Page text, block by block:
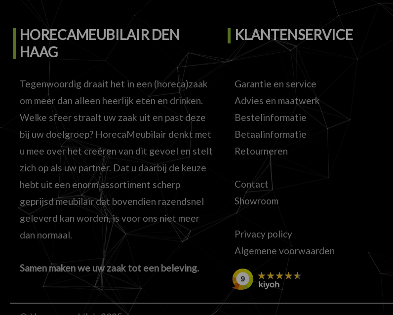
HORECAMEUBILAIR DEN
HAAG
Tegenwoordig draait het in een (horeca)zaak
om meer dan alleen heerlijk eten en drinken.
Welke sfeer straalt uw zaak uit en past deze
bij uw doelgroep? HorecaMeubilair denkt met
u mee over het creëren van dit gevoel en stelt
zich op als uw partner. Dat u daarbij de keuze
hebt uit een enorm assortiment scherp
geprijsd meubilair dat bovendien razendsnel
geleverd kan worden, is voor ons niet meer
dan normaal.
Samen maken we uw zaak tot een beleving.
KLANTENSERVICE
Garantie en service
Advies en maatwerk
Bestelinformatie
Betaalinformatie
Retourneren
Contact
Showroom
Privacy policy
Algemene voorwaarden